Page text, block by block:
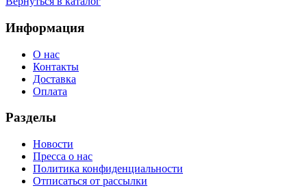
Информация
О нас
Контакты
Доставка
Оплата
Разделы
Новости
Пресса о нас
Политика конфиденциальности
Отписаться от рассылки